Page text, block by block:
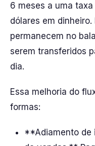
6 meses a uma
dólares em
permanecem no
serem transferidos
dia.
Essa melhoria do
formas:
**Adiamento de